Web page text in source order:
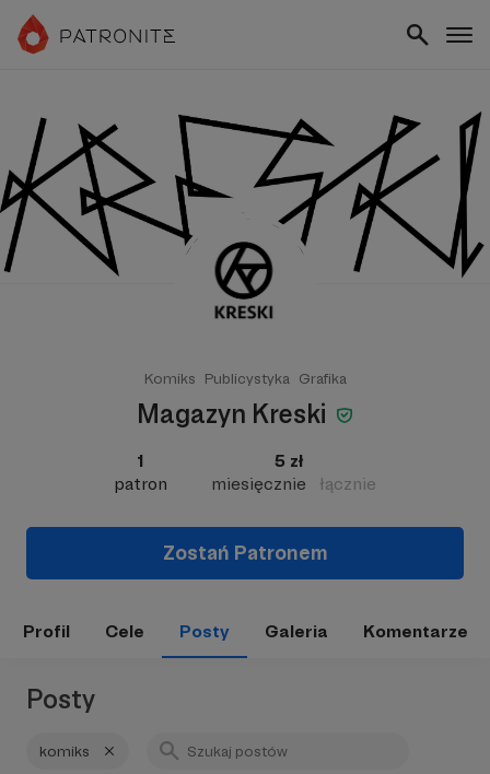
Komiks Publicystyka Grafika
Magazyn Kreski
1
patron
5 zł
miesięcznie
łącznie
Zostań Patronem
Profil Cele Posty Galeria Komentarze
Posty
komiks